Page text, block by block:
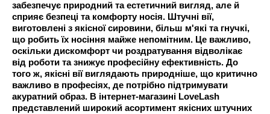
забезпечує природний та естетичний вигляд, але й
сприяє безпеці та комфорту носія. Штучні вії,
виготовлені з якісної сировини, більш м'які та гнучкі,
що робить їх носіння майже непомітним. Це важливо,
оскільки дискомфорт чи роздратування відволікає
від роботи та знижує професійну ефективність. До
того ж, якісні вії виглядають природніше, що критично
важливо в професіях, де потрібно підтримувати
акуратний образ. В інтернет-магазині LoveLash
представлений широкий асортимент якісних штучних